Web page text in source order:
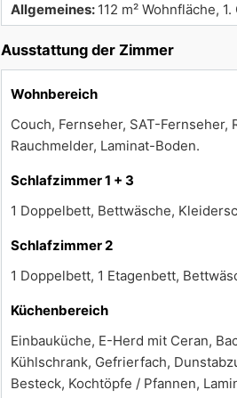
Allgemeines: 112 m² Wohnfläche,
Ausstattung der Zimmer
Wohnbereich
Couch, Fernseher, SAT-Fernseher,
Rauchmelder, Laminat-Boden.
Schlafzimmer 1 + 3
1 Doppelbett, Bettwäsche,
Schlafzimmer 2
1 Doppelbett, 1 Etagenbett,
Küchenbereich
Einbauküche, E-Herd mit Ceran,
Kühlschrank, Gefrierfach,
Besteck, Kochtöpfe / Pfannen,